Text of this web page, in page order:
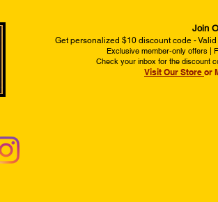
Join
Get personalized $10 discount code -
Exclusive member-only offers |
Check your inbox for the discount
Visit Our Store or